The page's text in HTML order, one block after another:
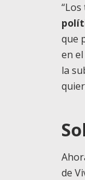
que
en
la
de